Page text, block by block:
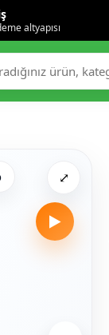
altyapısı
▶
⤢